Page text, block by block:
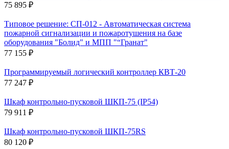
75 895 ₽
Типовое решение: СП-012 - Автоматическая система
пожарной сигнализации и пожаротушения на базе
оборудования "Болид" и МПП "“Гранат"
77 155 ₽
Программируемый логический контроллер КВТ-20
77 247 ₽
Шкаф контрольно-пусковой ШКП-75 (IP54)
79 911 ₽
Шкаф контрольно-пусковой ШКП-75RS
80 120 ₽